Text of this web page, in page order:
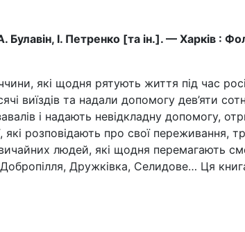
І. Петренко [та ін.]. — Харків :
які щодня рятують життя під час
виїздів та надали допомогу дев’яти
і надають невідкладну допомогу,
які розповідають про свої переживання,
людей, які щодня перемагають
Дружківка, Селидове… Ця